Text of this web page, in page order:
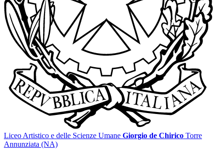
Liceo Artistico e delle Scienze Umane Giorgio de Chirico Torre
Annunziata (NA)